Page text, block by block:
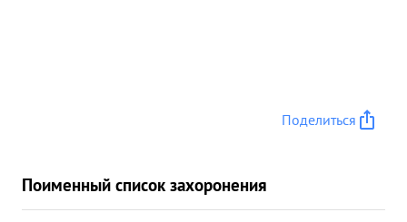
Поделиться
Поименный список захоронения